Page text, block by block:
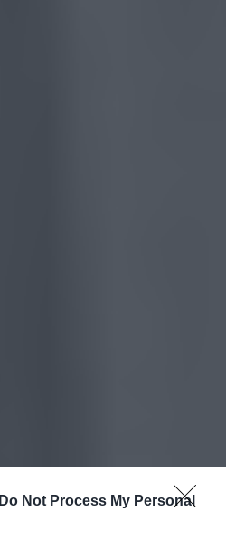
Do Not Process My Personal